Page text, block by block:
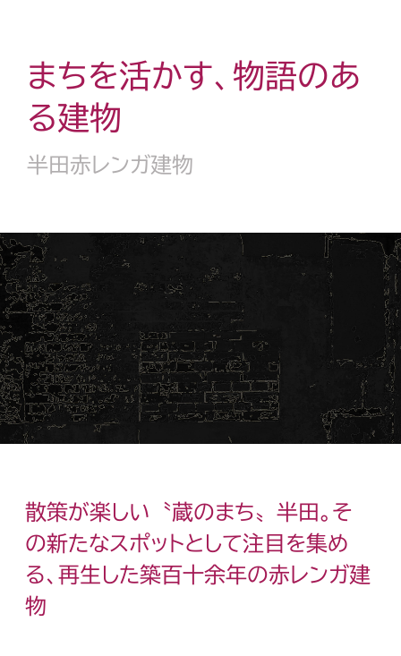
まちを活かす、物語のあ
る建物
半田赤レンガ建物
散策が楽しい〝蔵のまち〟半田。そ
の新たなスポットとして注目を集め
る、再生した築百十余年の赤レンガ建
物